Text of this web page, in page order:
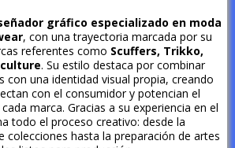
gráfico especializado en moda
, con una trayectoria marcada por su
referentes como Scuffers, Trikko,
. Su estilo destaca por combinar
con una identidad visual propia, creando
con el consumidor y potencian el
marca. Gracias a su experiencia en el
todo el proceso creativo: desde la
colecciones hasta la preparación de artes